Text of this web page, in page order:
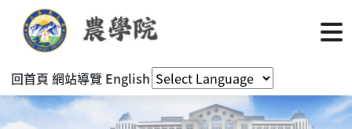
回首頁 網站導覽 English